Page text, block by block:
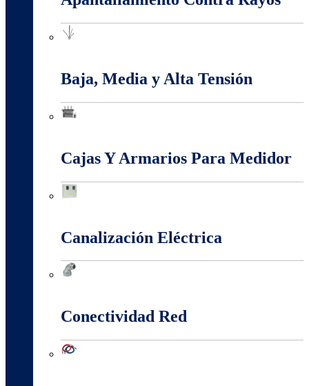
Baja, Media y Alta Tensión
Cajas Y Armarios Para Medidor
Canalización Eléctrica
Conectividad Red